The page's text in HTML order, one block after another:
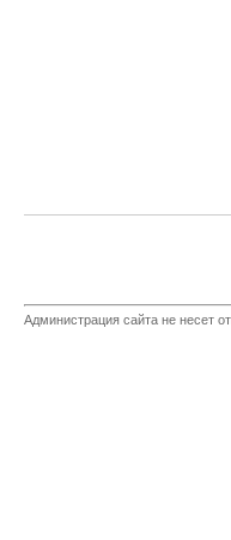
Администрация сайта не несет